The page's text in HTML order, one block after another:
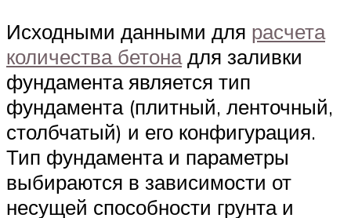
Исходными данными для расчета
количества бетонадля заливки
фундамента является тип
фундамента (плитный, ленточный,
столбчатый) и его конфигурация.
Тип фундамента и параметры
выбираются в зависимости от
несущей способности грунта и